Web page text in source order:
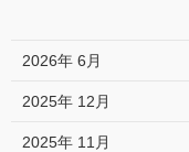
2026年 6月
2025年 12月
2025年 11月